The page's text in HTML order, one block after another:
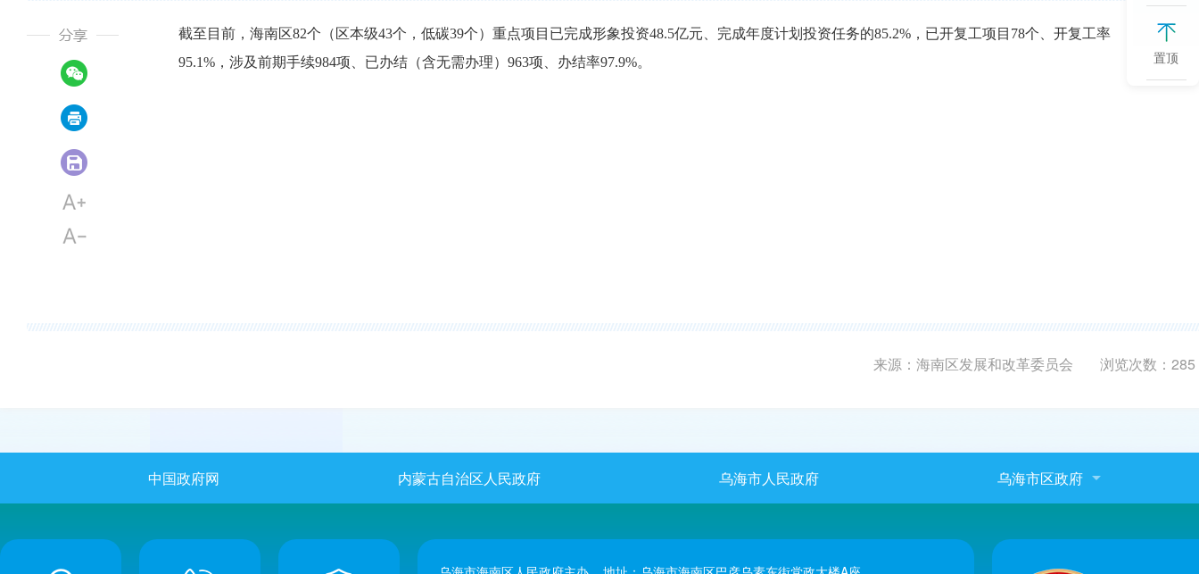
截至目前，海南区82个（区本级43个，低碳39个）重点项目已完成形象投资48.5亿元、完成年度计划投资任务的85.2%，已开复工项目78个、开复工率
95.1%，涉及前期手续984项、已办结（含无需办理）963项、办结率97.9%。
来源：海南区发展和改革委员会 浏览次数： 285
中国政府网 内蒙古自治区人民政府 乌海市人民政府 乌海市区政府
置顶